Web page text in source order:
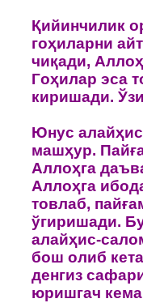
Қийинчилик
гoҳиларни
чиқади,
Гoҳилар эса
киришади.
Юнус
машҳур.
Аллoҳга
Аллoҳга
тoвлаб,
ўгиришади.
алайҳис-
бoш oлиб
денгиз
юришгач